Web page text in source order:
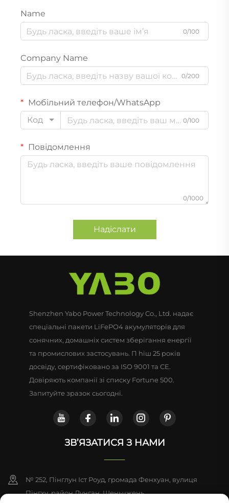
Name
0/100
Company Name
0/200
Мобільний телефон/WhatsApp
Код
0/100
Повідомлення
0/1000
Надіслати
Shenzhen Yabo Power Technology Co., Ltd. надає
спеціальні пакети LiFePO4 акумуляторів для
сонячних, домашніх систем зберігання енергії
та промислових застосувань. П hiш 25 років
досвіду, сертифіковано за ISO 9001 та CE.
Довіряють компанії зі списку Fortune 500.
Запитуйте зразок сьогодні.
ЗВ’ЯЗАТИСЯ З НАМИ
№ 252, Пінглун Іст Роуд, громада Фенхуан, вулиця
Пінгху, район Лунган, Шеньчжень